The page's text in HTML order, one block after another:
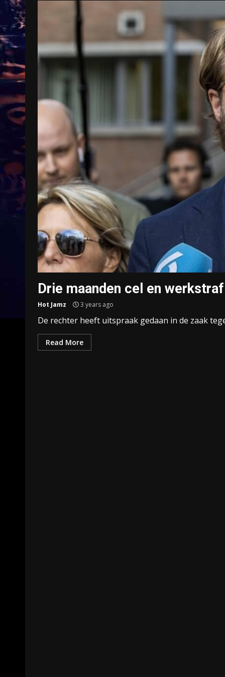
Drie maanden cel en
Hot Jamz 3 years ago
De rechter heeft uitspraak gedaan in de zaak
Read More
Treinkaartjes worden duurder,
abonnementen verdwijnen